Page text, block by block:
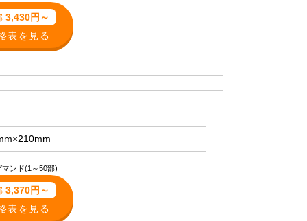
3,430円～
表を見る
マンド(1～50部)
3,370円～
表を見る